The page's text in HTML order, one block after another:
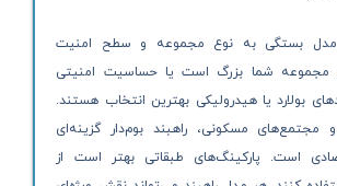
مدل بستگی به نوع مجموعه و سطح امنیت
اگر مجموعه شما بزرگ است یا حساسیت امنیتی
بولارد یا هیدرولیکی بهترین انتخاب هستند.
و مجتمع‌های مسکونی، راهبند بوم‌دار گزینه‌ای
است. پارکینگ‌های طبقاتی بهتر است از